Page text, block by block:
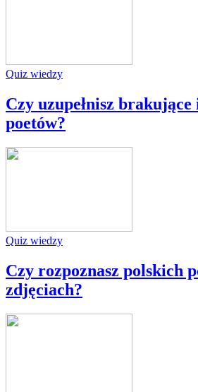
Quiz wiedzy
Czy uzupełnisz
poetów?
Quiz wiedzy
Czy rozpoznasz polskich
zdjęciach?